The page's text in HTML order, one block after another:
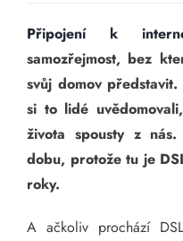
Připojení k
samozřejmost, bez
svůj domov
si to lidé
života spousty z
dobu, protože tu je
roky.
A ačkoliv prochází